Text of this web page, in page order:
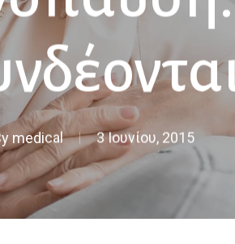
medical 3 Ιουνίου, 2015